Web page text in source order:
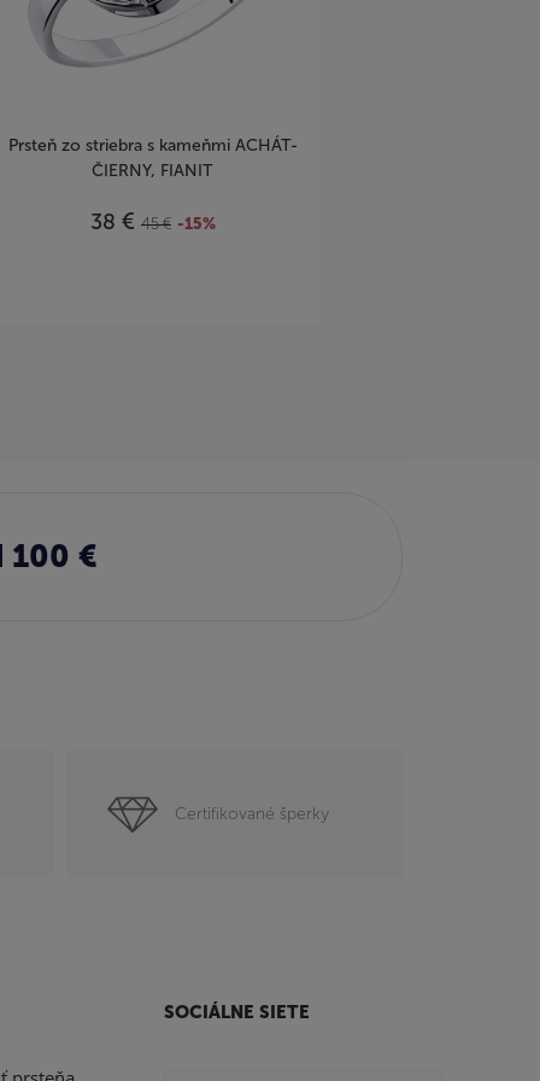
Prsteň zo striebra s kameňmi ACHÁT-
ČIERNY, FIANIT
38 € 45€ -15%
100 €
Certifikované šperky
SOCIÁLNE SIETE